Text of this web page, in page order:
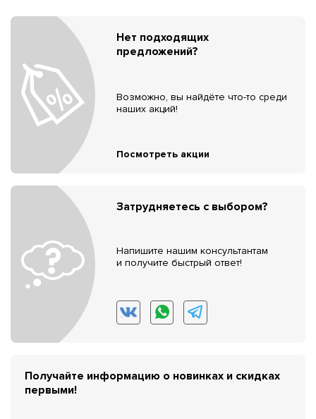
Нет подходящих
предложений?
Возможно, вы найдёте что-то среди
наших акций!
Посмотреть акции
Затрудняетесь с выбором?
Напишите нашим консультантам
и получите быстрый ответ!
Получайте информацию о новинках и скидках
первыми!